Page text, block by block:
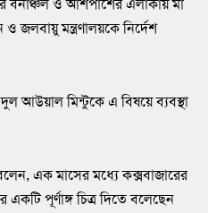
বনাঞ্চল ও আশপাশের এলাকায় মা
জলবায়ু মন্ত্রণালয়কে নির্দেশ
আউয়াল মিন্টুকে এ বিষয়ে ব্যবস্থা
এক মাসের মধ্যে কক্সবাজারের
পূর্ণাঙ্গ চিত্র দিতে বলেছেন